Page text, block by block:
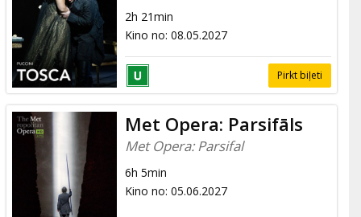
2h 21min
Kino no: 08.05.2027
Pirkt biļeti
Met Opera: Parsifāls
Met Opera: Parsifal
6h 5min
Kino no: 05.06.2027